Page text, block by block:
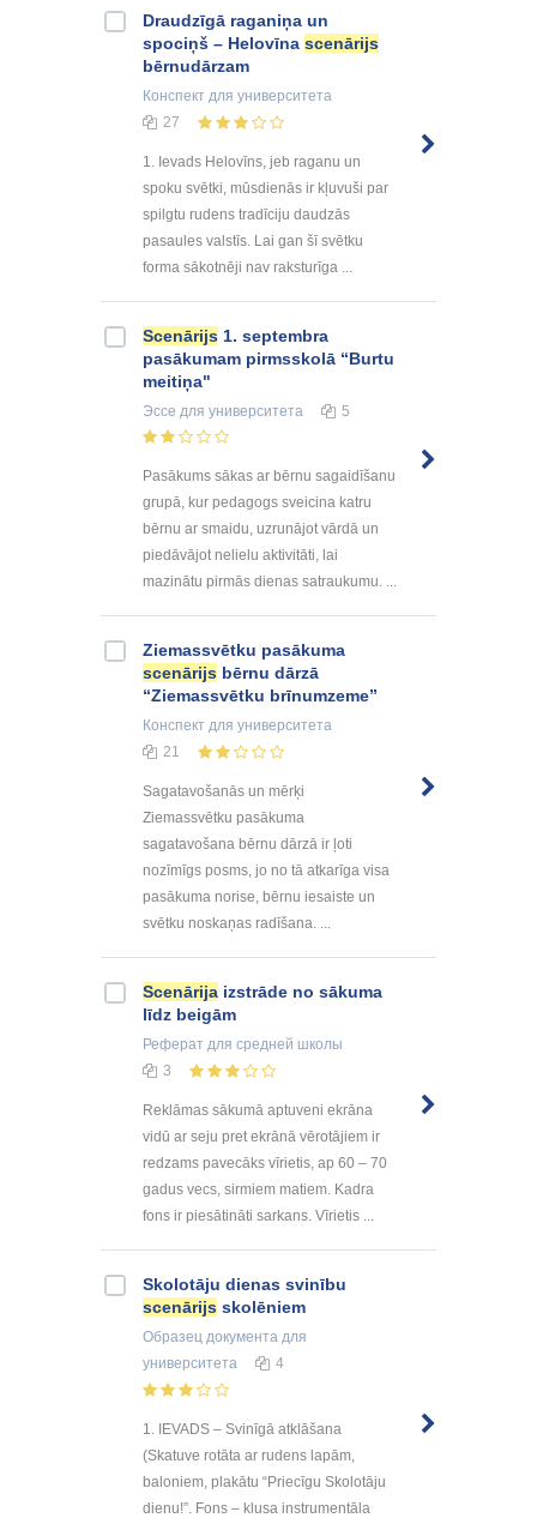
Draudzīgā raganiņa un
spociņš – Helovīna scenārijs
bērnudārzam
Конспект для университета
27
1. Ievads Helovīns, jeb raganu un
spoku svētki, mūsdienās ir kļuvuši par
spilgtu rudens tradīciju daudzās
pasaules valstīs. Lai gan šī svētku
forma sākotnēji nav raksturīga ...
Scenārijs 1. septembra
pasākumam pirmsskolā “Burtu
meitiņa"
Эссе для университета 5
Pasākums sākas ar bērnu sagaidīšanu
grupā, kur pedagogs sveicina katru
bērnu ar smaidu, uzrunājot vārdā un
piedāvājot nelielu aktivitāti, lai
mazinātu pirmās dienas satraukumu. ...
Ziemassvētku pasākuma
scenārijs bērnu dārzā
“Ziemassvētku brīnumzeme”
Конспект для университета
21
Sagatavošanās un mērķi
Ziemassvētku pasākuma
sagatavošana bērnu dārzā ir ļoti
nozīmīgs posms, jo no tā atkarīga visa
pasākuma norise, bērnu iesaiste un
svētku noskaņas radīšana. ...
Scenārija izstrāde no sākuma
līdz beigām
Реферат для средней школы
3
Reklāmas sākumā aptuveni ekrāna
vidū ar seju pret ekrānā vērotājiem ir
redzams pavecāks vīrietis, ap 60 – 70
gadus vecs, sirmiem matiem. Kadra
fons ir piesātināti sarkans. Vīrietis ...
Skolotāju dienas svinību
scenārijs skolēniem
Образец документа для
университета
4
1. IEVADS – Svinīgā atklāšana
(Skatuve rotāta ar rudens lapām,
baloniem, plakātu “Priecīgu Skolotāju
dienu!”. Fons – klusa instrumentāla